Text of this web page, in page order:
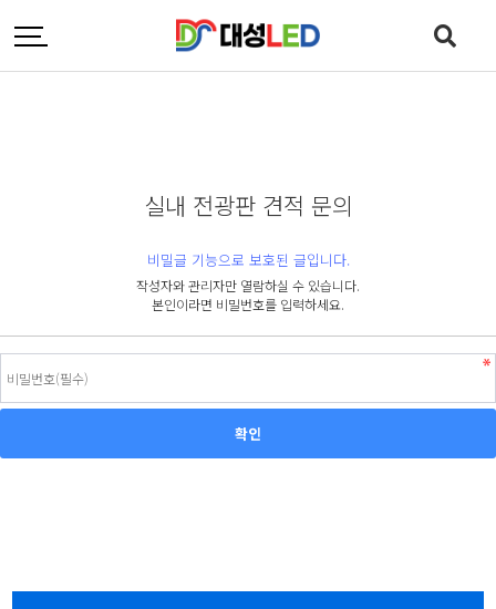
실내 전광판 견적 문의
비밀글 기능으로 보호된 글입니다.
작성자와 관리자만 열람하실 수 있습니다.
본인이라면 비밀번호를 입력하세요.